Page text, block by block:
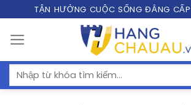
content
TẬN HƯỞNG CUỘC SỐNG ĐẲNG
Tìm
kiếm: